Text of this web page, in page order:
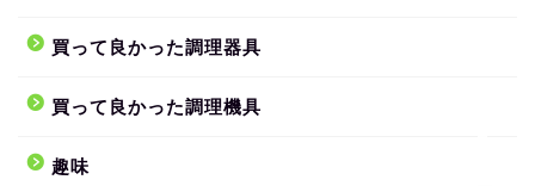
買って良かった調理器具
買って良かった調理機具
趣味